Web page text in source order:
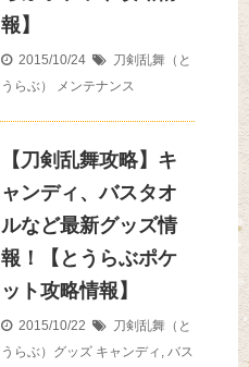
報】
2015/10/24
刀剣乱舞（と
うらぶ）
メンテナンス
【刀剣乱舞攻略】キ
ャンディ、バスタオ
ルなど最新グッズ情
報！【とうらぶポケ
ット攻略情報】
2015/10/22
刀剣乱舞（と
うらぶ）グッズ キャンディ , バス